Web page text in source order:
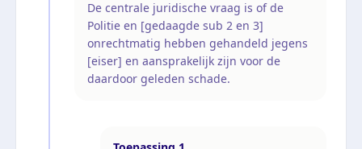
De centrale juridische vraag is of de
Politie en [gedaagde sub 2 en 3]
onrechtmatig hebben gehandeld jegens
[eiser] en aansprakelijk zijn voor de
daardoor geleden schade.